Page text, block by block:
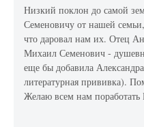
Низкий поклон до самой
Семеновичу от нашей
что даровал нам их. Отец
Михаил Семенович -
еще бы добавила
литературная прививка).
Желаю всем нам